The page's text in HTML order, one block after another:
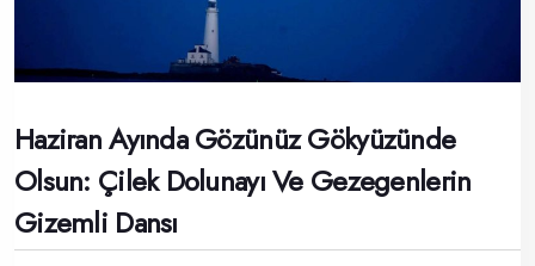
Haziran Ayında Gözünüz Gökyüzünde
Olsun: Çilek Dolunayı Ve Gezegenlerin
Gizemli Dansı